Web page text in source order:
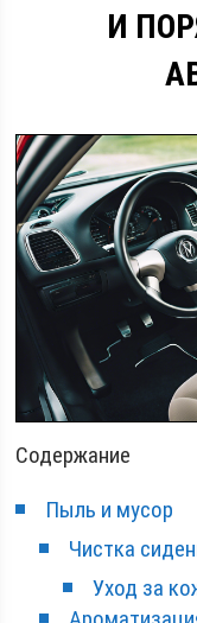
И
Содержание
Пыль и мусор
Чистка
Уход за